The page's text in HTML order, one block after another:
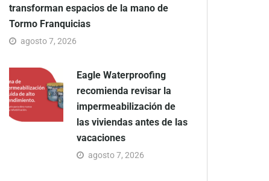
transforman espacios de la mano de
Tormo Franquicias
agosto 7, 2026
Eagle Waterproofing
recomienda revisar la
impermeabilización de
las viviendas antes de las
vacaciones
agosto 7, 2026